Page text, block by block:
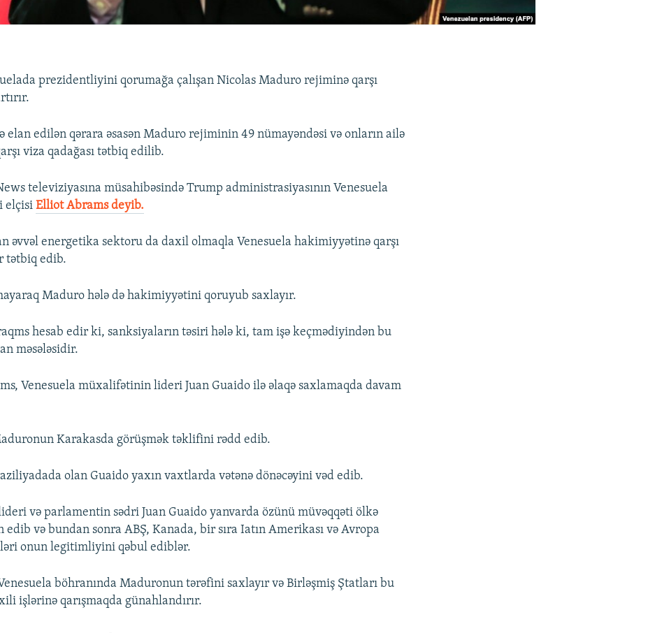
prezidentliyini qorumağa çalışan Nicolas Maduro rejiminə qarşı
elan edilən qərara əsasən Maduro rejiminin 49 nümayəndəsi və onların ailə
viza qadağası tətbiq edilib.
televiziyasına müsahibəsində Trump administrasiyasının Venesuela
elçisiElliot Abrams deyib.
əvvəl energetika sektoru da daxil olmaqla Venesuela hakimiyyətinə qarşı
tətbiq edib.
Maduro hələ də hakimiyyətini qoruyub saxlayır.
hesab edir ki, sanksiyaların təsiri hələ ki, tam işə keçmədiyindən bu
məsələsidir.
Venesuela müxalifətinin lideri Juan Guaido ilə əlaqə saxlamaqda davam
Karakasda görüşmək təklifini rədd edib.
olan Guaido yaxın vaxtlarda vətənə dönəcəyini vəd edib.
və parlamentin sədri Juan Guaido yanvarda özünü müvəqqəti ölkə
edib və bundan sonra ABŞ, Kanada, bir sıra Iatın Amerikası və Avropa
onun legitimliyini qəbul ediblər.
böhranında Maduronun tərəfini saxlayır və Birləşmiş Ştatları bu
işlərinə qarışmaqda günahlandırır.